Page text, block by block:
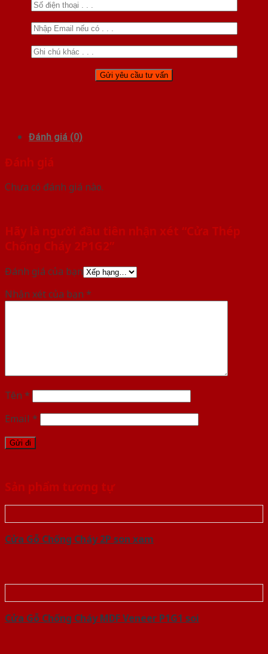
Đánh giá (0)
Đánh giá
Chưa có đánh giá nào.
Hãy là người đầu tiên nhận xét “Cửa Thép
Chống Cháy 2P1G2”
Đánh giá của bạn
Nhận xét của bạn *
Tên *
Email *
Sản phẩm tương tự
Cửa Gỗ Chống Cháy 2P son xam
Cửa Gỗ Chống Cháy MDF Veneer P1G1 soi